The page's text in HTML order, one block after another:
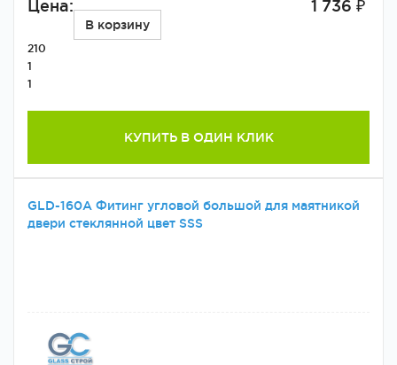
Цена: 1 736 ₽
В корзину
210
1
1
КУПИТЬ В ОДИН КЛИК
GLD-160A Фитинг угловой большой для маятникой
двери стеклянной цвет SSS